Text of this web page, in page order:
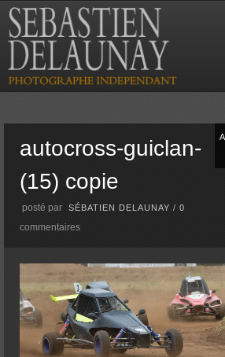
autocross-guiclan-
(15) copie
posté par SÉBATIEN DELAUNAY /0
commentaires